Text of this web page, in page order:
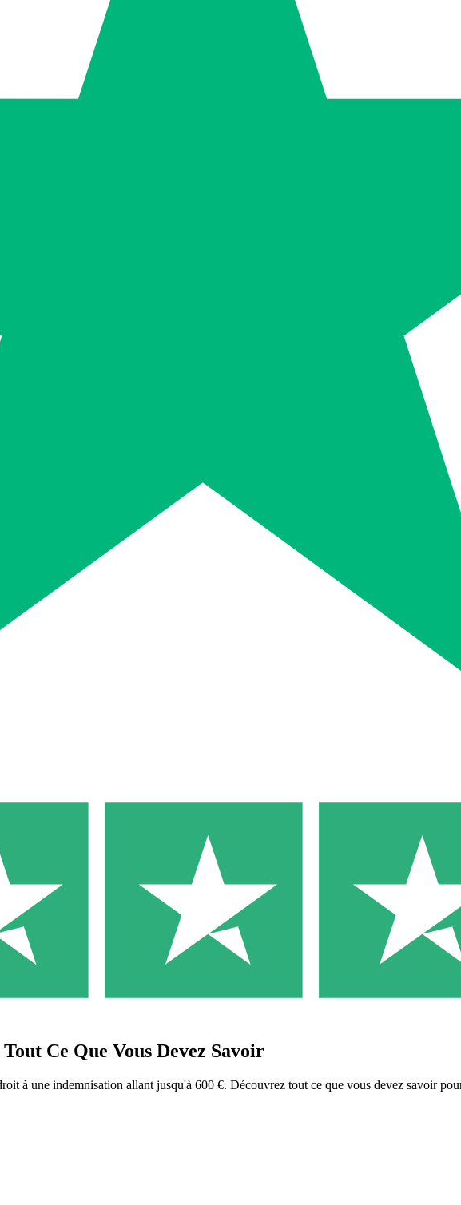
Ce Que Vous Devez Savoir
à une indemnisation allant jusqu'à 600 €. Découvrez tout ce que vous devez savoir